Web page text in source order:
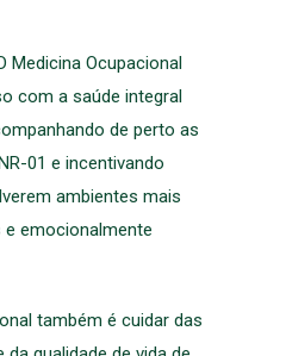
Medicina Ocupacional
com a saúde integral
de perto as
01 e incentivando
ambientes mais
emocionalmente
também é cuidar das